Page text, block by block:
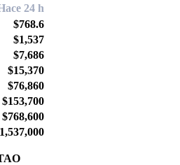
24 h
$768.6
$1,537
$7,686
$15,370
$76,860
$153,700
$768,600